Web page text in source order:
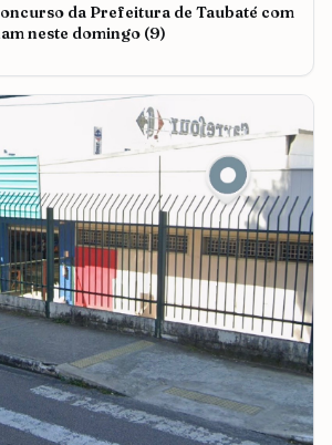
da Prefeitura de Taubaté com
neste domingo (9)